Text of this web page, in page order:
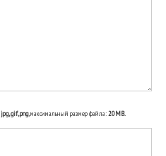
jpg, gif, png, максимальный размер файла:20MB.